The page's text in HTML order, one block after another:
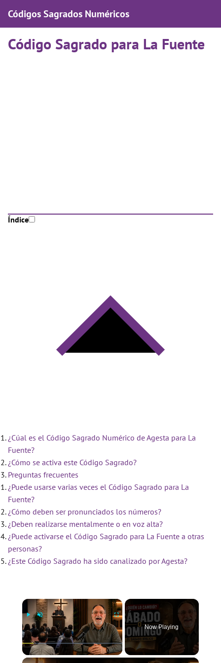
Códigos Sagrados Numéricos
Código Sagrado para La Fuente
Índice
¿Cúal es el Código Sagrado Numérico de Agesta para La
Fuente?
¿Cómo se activa este Código Sagrado?
Preguntas frecuentes
¿Puede usarse varias veces el Código Sagrado para La
Fuente?
¿Cómo deben ser pronunciados los números?
¿Deben realizarse mentalmente o en voz alta?
¿Puede activarse el Código Sagrado para La Fuente a otras
personas?
¿Este Código Sagrado ha sido canalizado por Agesta?
×
Play Unmute
Now Playing
×